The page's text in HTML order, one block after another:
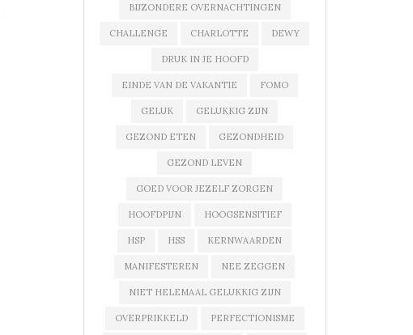
BIJZONDERE OVERNACHTINGEN
CHALLENGE CHARLOTTE DEWY
DRUK IN JE HOOFD
EINDE VAN DE VAKANTIE FOMO
GELUK GELUKKIG ZIJN
GEZOND ETEN GEZONDHEID
GEZOND LEVEN
GOED VOOR JEZELF ZORGEN
HOOFDPIJN HOOGSENSITIEF
HSP HSS KERNWAARDEN
MANIFESTEREN NEE ZEGGEN
NIET HELEMAAL GELUKKIG ZIJN
OVERPRIKKELD PERFECTIONISME